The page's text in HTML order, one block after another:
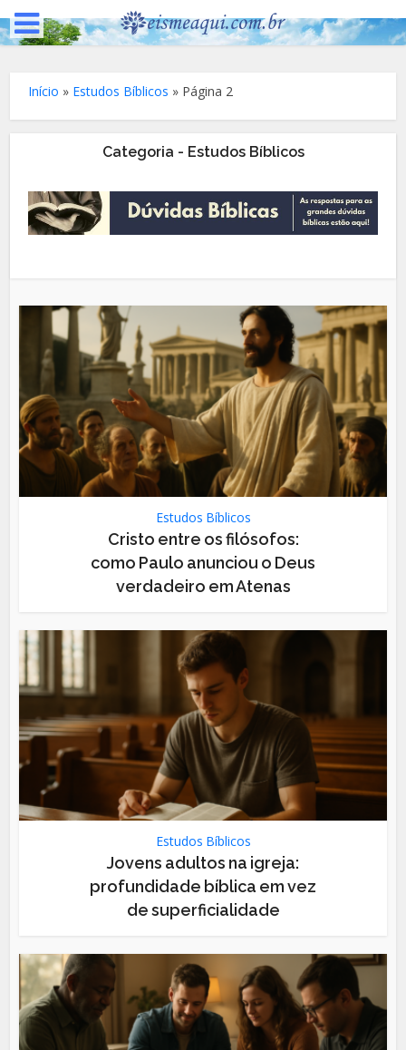
Início » Estudos Bíblicos » Página 2
Categoria - Estudos Bíblicos
Estudos Bíblicos
Cristo entre os filósofos:
como Paulo anunciou o Deus
verdadeiro em Atenas
Estudos Bíblicos
Jovens adultos na igreja:
profundidade bíblica em vez
de superficialidade